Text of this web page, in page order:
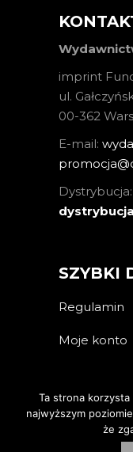
imprint
ul.
00-362
E-mail:
Dystrybucja:
SZYBKI
Regulamin
Moje konto
Ta strona korzysta
najwyższym
że